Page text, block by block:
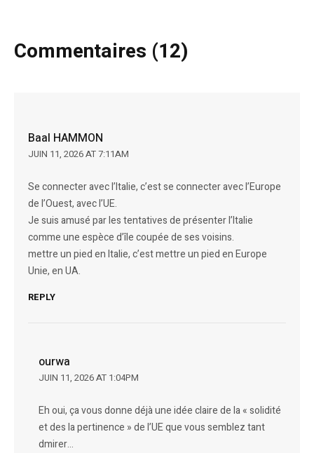
Commentaires (12)
Baal HAMMON
JUIN 11, 2026 AT 7:11AM
Se connecter avec l’Italie, c’est se connecter avec l’Europe
de l’Ouest, avec l’UE.
Je suis amusé par les tentatives de présenter l’Italie
comme une espèce d’île coupée de ses voisins.
mettre un pied en Italie, c’est mettre un pied en Europe
Unie, en UA.
REPLY
ourwa
JUIN 11, 2026 AT 1:04PM
Eh oui, ça vous donne déjà une idée claire de la « solidité
et des la pertinence » de l’UE que vous semblez tant
dmirer…